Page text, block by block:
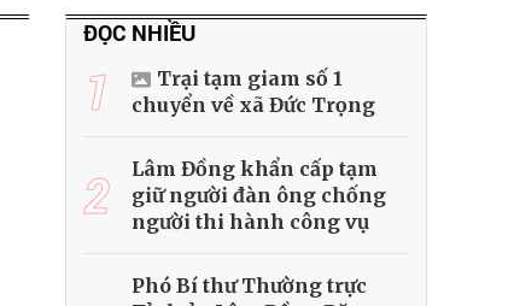
ĐỌC NHIỀU
1
Trại tạm giam số 1
chuyển về xã Đức Trọng
2
Lâm Đồng khẩn cấp tạm
giữ người đàn ông chống
người thi hành công vụ
Phó Bí thư Thường trực